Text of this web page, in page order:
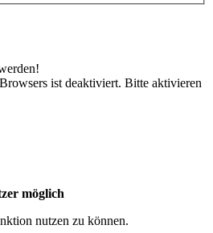
ist deaktiviert. Bitte aktivieren
möglich
nutzen zu können.